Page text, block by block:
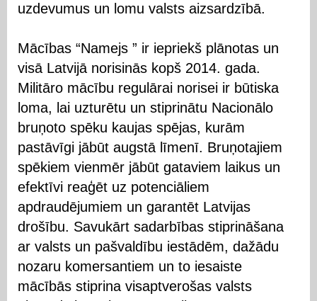
uzdevumus un lomu valsts aizsardzībā.
Mācības “Namejs ” ir iepriekš plānotas un
visā Latvijā norisinās kopš 2014. gada.
Militāro mācību regulārai norisei ir būtiska
loma, lai uzturētu un stiprinātu Nacionālo
bruņoto spēku kaujas spējas, kurām
pastāvīgi jābūt augstā līmenī. Bruņotajiem
spēkiem vienmēr jābūt gataviem laikus un
efektīvi reaģēt uz potenciāliem
apdraudējumiem un garantēt Latvijas
drošību. Savukārt sadarbības stiprināšana
ar valsts un pašvaldību iestādēm, dažādu
nozaru komersantiem un to iesaiste
mācībās stiprina visaptverošas valsts